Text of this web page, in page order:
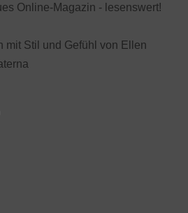
Online-Magazin - lesenswert!
mit Stil und Gefühl von Ellen